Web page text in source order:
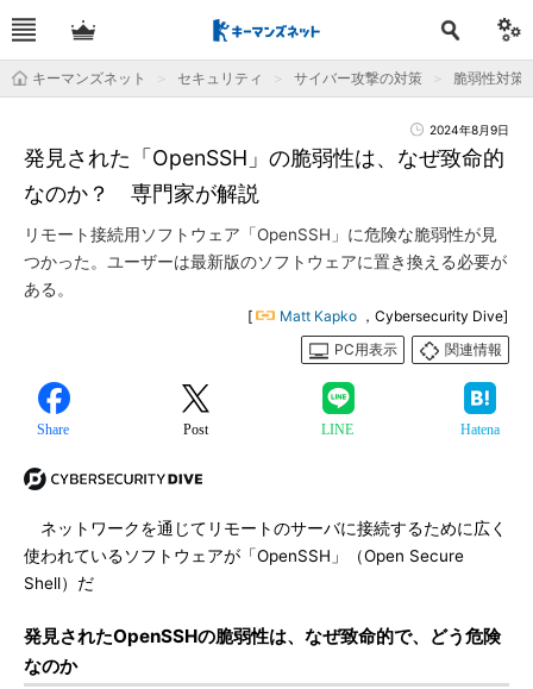
キーマンズネット セキュリティ サイバー攻撃の対策 脆弱性対策
2024年8月9日
発見された「OpenSSH」の脆弱性は、なぜ致命的
なのか？ 専門家が解説
リモート接続用ソフトウェア「OpenSSH」に危険な脆弱性が見
つかった。ユーザーは最新版のソフトウェアに置き換える必要が
ある。
[ Matt Kapko ，Cybersecurity Dive]
PC用表示
関連情報
Share Post LINE Hatena
ネットワークを通じてリモートのサーバに接続するために広く
使われているソフトウェアが「OpenSSH」（Open Secure
Shell）だ
発見されたOpenSSHの脆弱性は、なぜ致命的で、どう危険
なのか